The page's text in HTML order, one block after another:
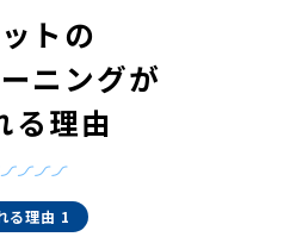
トの
ニングが
る理由
る理由 1